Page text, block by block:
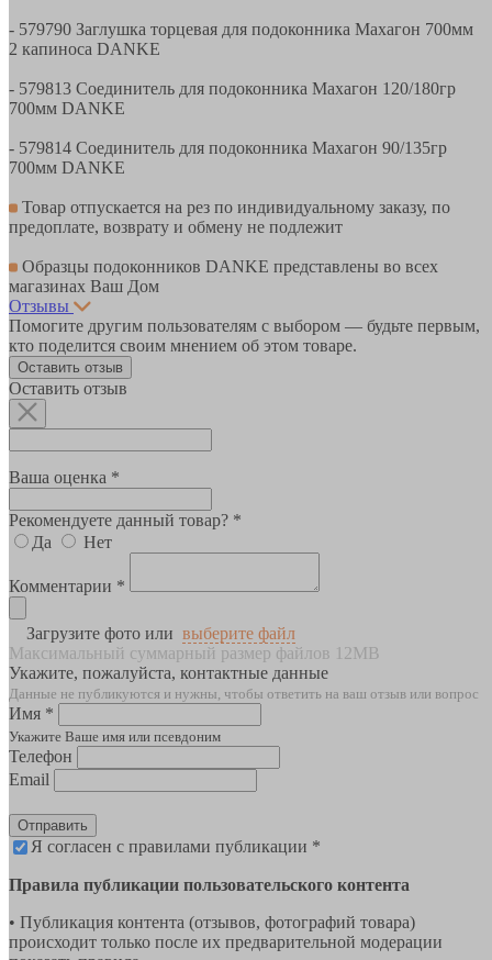
- 579790 Заглушка торцевая для подоконника Махагон 700мм
2 капиноса DANKE
- 579813 Соединитель для подоконника Махагон 120/180гр
700мм DANKE
- 579814 Соединитель для подоконника Махагон 90/135гр
700мм DANKE
Товар отпускается на рез по индивидуальному заказу, по
предоплате, возврату и обмену не подлежит
Образцы подоконников DANKE представлены во всех
магазинах Ваш Дом
Отзывы
Помогите другим пользователям с выбором — будьте первым,
кто поделится своим мнением об этом товаре.
Оставить отзыв
Оставить отзыв
Ваша оценка *
Рекомендуете данный товар? *
Да
Нет
Комментарии *
Загрузите фото или выберите файл
Максимальный суммарный размер файлов 12MB
Укажите, пожалуйста, контактные данные
Данные не публикуются и нужны, чтобы ответить на ваш отзыв или вопрос
Имя *
Укажите Ваше имя или псевдоним
Телефон
Email
Отправить
Я согласен с правилами публикации *
Правила публикации пользовательского контента
• Публикация контента (отзывов, фотографий товара)
происходит только после их предварительной модерации